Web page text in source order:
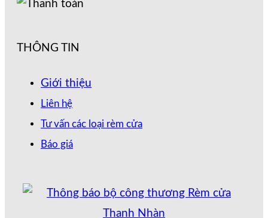
THÔNG TIN
Giới thiệu
Liên hệ
Tư vấn các loại rèm cửa
Báo giá